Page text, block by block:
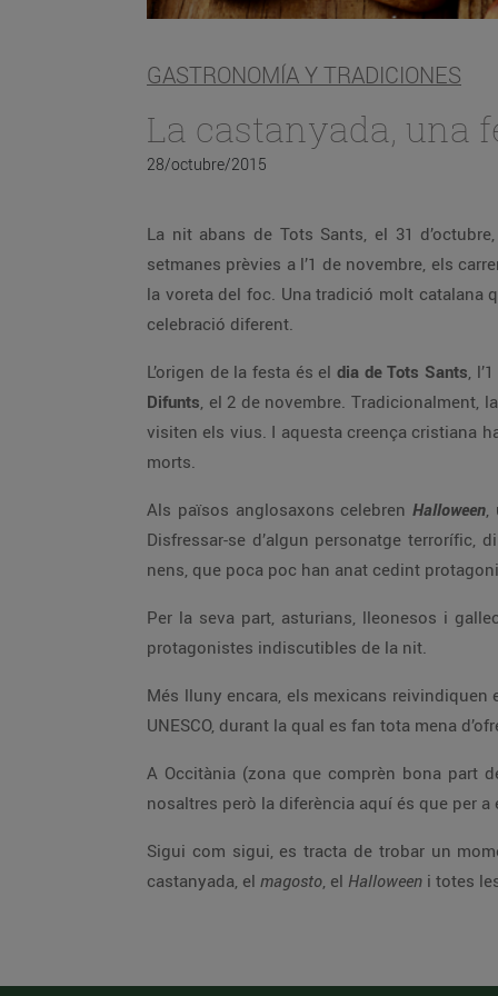
GASTRONOMÍA Y TRADICIONES
La castanyada, una
28/octubre/2015
La nit abans de Tots Sants, el 31
setmanes prèvies a l’1 de novembre, els
la voreta del foc. Una tradició molt catalana
celebració diferent.
L’origen de la festa és el dia de Tots Sants,
Difunts, el 2 de novembre. Tradicionalment,
visiten els vius. I aquesta creença cristiana
morts.
Als països anglosaxons celebren Halloween,
Disfressar-se d’algun personatge
nens, que poca poc han anat cedint
Per la seva part, asturians, lleonesos i
protagonistes indiscutibles de la nit.
Més lluny encara, els mexicans reivindiquen
UNESCO, durant la qual es fan tota mena
A Occitània (zona que comprèn bona part
nosaltres però la diferència aquí és que per
Sigui com sigui, es tracta de trobar un
castanyada, el magosto, el Halloween i totes